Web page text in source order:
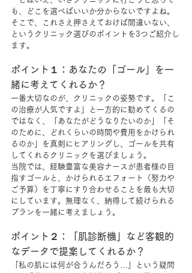
も、どこを選べばいいか分からないですよね。
そこで、これさえ押さえておけば間違いない、
というクリニック選びのポイントを3つご紹介し
ます。
ポイント１：あなたの「ゴール」を一
緒に考えてくれるか？
一番大切なのが、クリニックの姿勢です。「こ
の治療が人気ですよ」と一方的に勧めてくるの
ではなく、「あなたがどうなりたいのか」「そ
のために、どれくらいの時間や費用をかけられ
るのか」を真剣にヒアリングし、ゴールを共有
してくれるクリニックを選びましょう。
当院では、経験豊富な美容ナースが患者様の目
指すゴールと、かけられるエフォート（努力や
ご予算）を丁寧にすり合わせることを最も大切
にしています。無理なく、納得して続けられる
プランを一緒に考えましょう。
ポイント２：「肌診断機」など客観的
なデータで提案してくれるか？
「私の肌には何が合うんだろう…」という疑問